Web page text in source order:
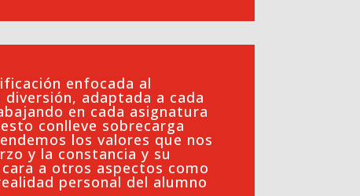
enfocada al
diversión, adaptada a cada
en cada asignatura
conlleve sobrecarga
los valores que nos
y la constancia y su
a otros aspectos como
personal del alumno